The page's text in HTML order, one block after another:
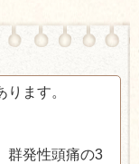
ます。
群発性頭痛の3